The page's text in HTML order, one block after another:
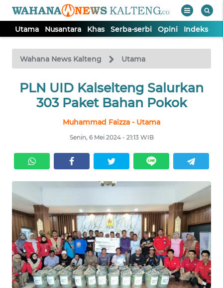
Utama Nusantara Khas Serba-serbi Opini Indeks
Wahana News Kalteng Utama
PLN UID Kalselteng Salurkan
303 Paket Bahan Pokok
Muhammad Faizza - Utama
Senin, 6 Mei 2024 - 21:13 WIB
TV
Tutup
UTAMA
SERBA-
SERBI
OPINI
Informasi
INDEKS
BERITA